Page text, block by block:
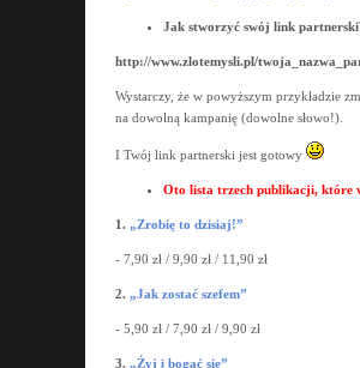
Jak stworzyć swój link
http://www.zlotemysli.pl/
Wystarczy, że w powyższym przykładzie
na dowolną kampanię (dowolne słowo!).
I Twój link partnerski jest gotowy
Oto lista trzech publikacji, które
1. „Zrobię to dzisiaj!”
- 7,90 zł / 9,90 zł / 11,90 zł
2. „Jak zostać szefem”
- 5,90 zł / 7,90 zł / 9,90 zł
3. „Żyj i bogać się”